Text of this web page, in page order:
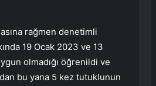
rağmen denetimli
19 Ocak 2023 ve 13
olmadığı öğrenildi ve
bu yana 5 kez tutuklunun